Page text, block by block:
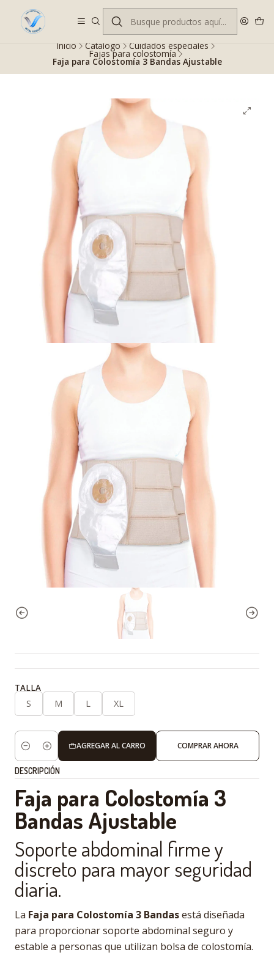
Despacho gratis en RM desde $100.000. Revisa las condiciones.
Inicio Catálogo Cuidados especiales
Fajas para colostomía
Faja para Colostomía 3 Bandas Ajustable
TALLA
S
M L XL
Cantidad
AGREGAR AL CARRO COMPRAR AHORA
DESCRIPCIÓN
Faja para Colostomía 3
Bandas Ajustable
Soporte abdominal firme y
discreto para mayor seguridad
diaria.
La Faja para Colostomía 3 Bandasestá diseñada
para proporcionar soporte abdominal seguro y
estable a personas que utilizan bolsa de colostomía.